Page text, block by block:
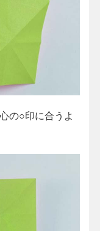
の○印に合うよ